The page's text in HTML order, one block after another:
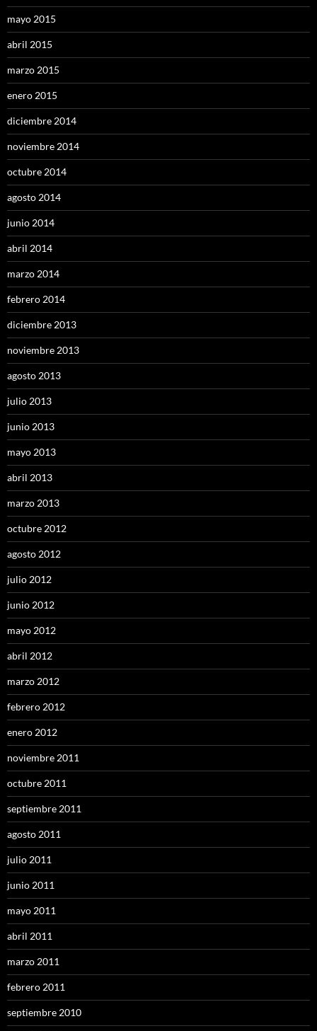
mayo 2015
abril 2015
marzo 2015
enero 2015
diciembre 2014
noviembre 2014
octubre 2014
agosto 2014
junio 2014
abril 2014
marzo 2014
febrero 2014
diciembre 2013
noviembre 2013
agosto 2013
julio 2013
junio 2013
mayo 2013
abril 2013
marzo 2013
octubre 2012
agosto 2012
julio 2012
junio 2012
mayo 2012
abril 2012
marzo 2012
febrero 2012
enero 2012
noviembre 2011
octubre 2011
septiembre 2011
agosto 2011
julio 2011
junio 2011
mayo 2011
abril 2011
marzo 2011
febrero 2011
septiembre 2010